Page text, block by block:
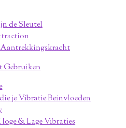
de Sleutel
Gebruiken
je Vibratie Beinvloeden
& Lage Vibraties